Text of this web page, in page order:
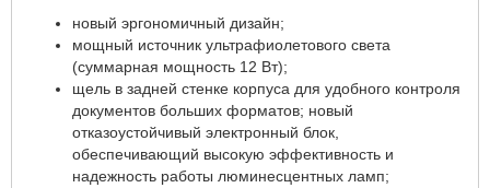
новый эргономичный дизайн;
мощный источник ультрафиолетового света
(суммарная мощность 12 Вт);
щель в задней стенке корпуса для удобного контроля
документов больших форматов; новый
отказоустойчивый электронный блок,
обеспечивающий высокую эффективность и
надежность работы люминесцентных ламп;